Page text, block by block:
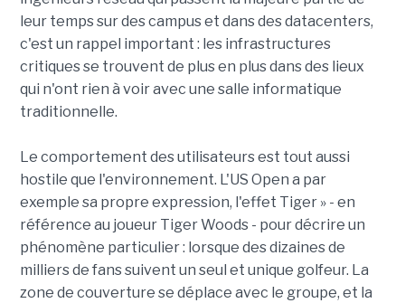
leur temps sur des campus et dans des datacenters,
c'est un rappel important : les infrastructures
critiques se trouvent de plus en plus dans des lieux
qui n'ont rien à voir avec une salle informatique
traditionnelle.
Le comportement des utilisateurs est tout aussi
hostile que l'environnement. L'US Open a par
exemple sa propre expression, l'effet Tiger » - en
référence au joueur Tiger Woods - pour décrire un
phénomène particulier : lorsque des dizaines de
milliers de fans suivent un seul et unique golfeur. La
zone de couverture se déplace avec le groupe, et la